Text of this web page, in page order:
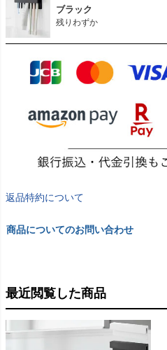
ブラック
残りわずか
返品特約について
商品についてのお問い合わせ
最近閲覧した商品